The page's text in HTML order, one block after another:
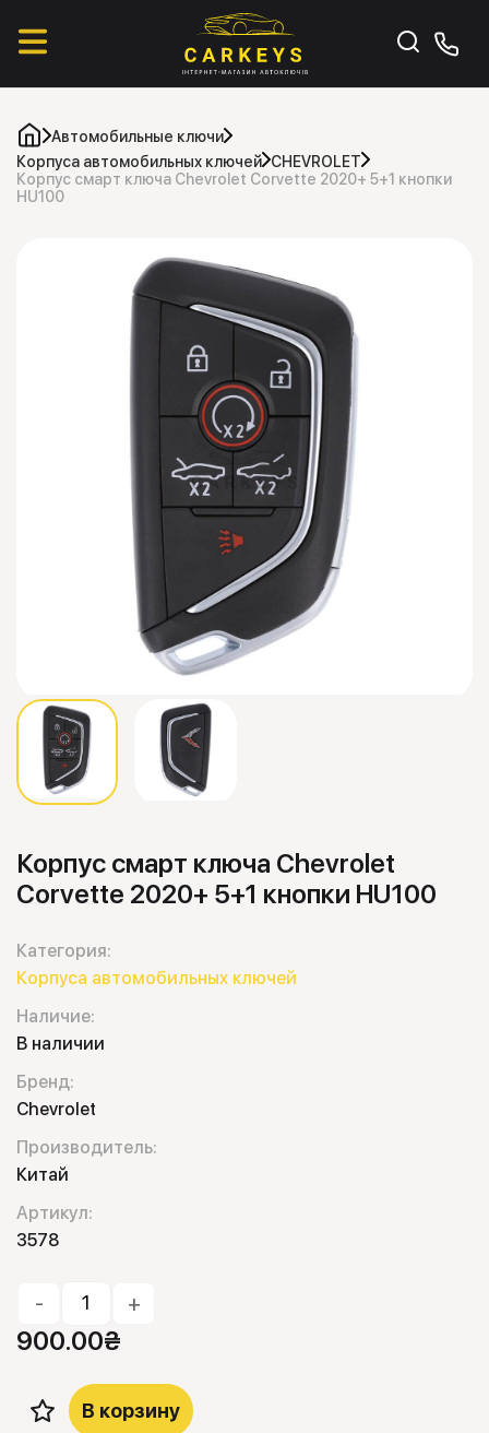
Автомобильные ключи
Корпуса автомобильных ключей CHEVROLET
Корпус смарт ключа Chevrolet Corvette 2020+ 5+1 кнопки
HU100
Корпус смарт ключа Chevrolet
Corvette 2020+ 5+1 кнопки HU100
Категория:
Корпуса автомобильных ключей
Наличие:
В наличии
Бренд:
Chevrolet
Производитель:
Китай
Артикул:
3578
- +
900.00₴
В корзину